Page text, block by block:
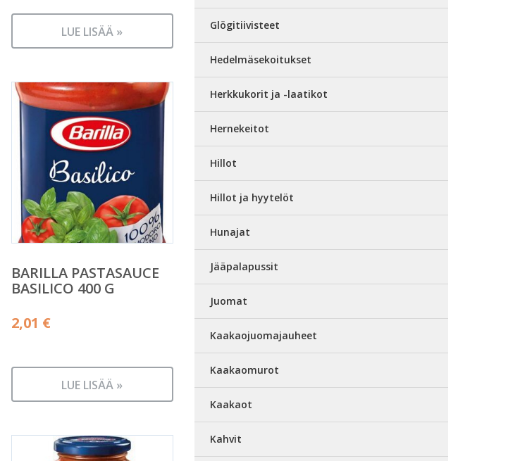
LUE LISÄÄ »
BARILLA PASTASAUCE
BASILICO 400 G
2,01 €
LUE LISÄÄ »
Glögitiivisteet
Hedelmäsekoitukset
Herkkukorit ja -laatikot
Hernekeitot
Hillot
Hillot ja hyytelöt
Hunajat
Jääpalapussit
Juomat
Kaakaojuomajauheet
Kaakaomurot
Kaakaot
Kahvit